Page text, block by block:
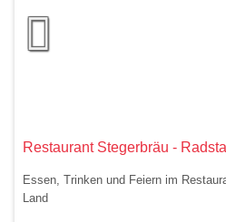
Restaurant Stegerbräu -
Essen, Trinken und Feiern im
Land